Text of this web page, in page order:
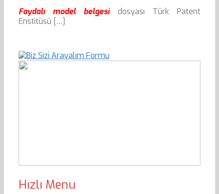
Faydalı model belgesi
dosyası Türk Patent
Enstitüsü […]
Hızlı Menu